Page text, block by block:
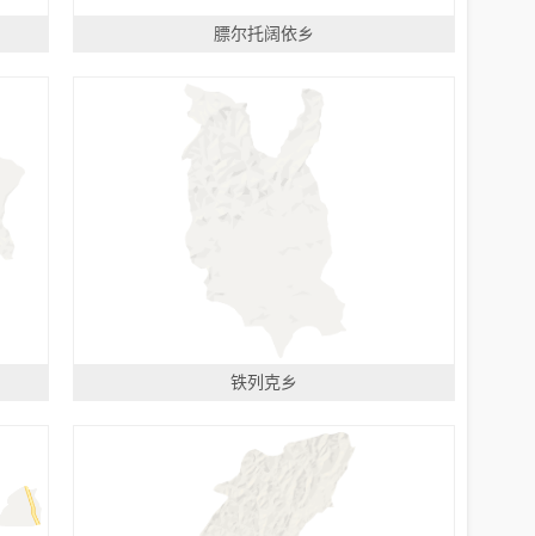
膘尔托阔依乡
铁列克乡